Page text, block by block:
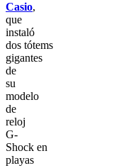
Casio,
que
instaló
dos tótems
gigantes
de
su
modelo
de
reloj
G-
Shock en
playas